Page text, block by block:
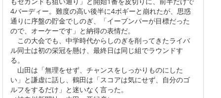
4バーディー。難度の高い後半に4ボギーと崩れたが、思惑
通りに序盤の貯金でしのぎ、「イーブンパーが目標だった
ので、オーケーです」と納得の表情だ。
この大会でも、中学時代からしのぎを削ってきたライバ
ル同士は初の栄冠を懸け、最終日は同じ組でラウンドす
る。
山田は「無理をせず、チャンスをしっかりものにした
い」と謙虚に話し、鶴田は「スコアは気にせず、自分のゴ
ルフをするだけ」と迷いなく言った。